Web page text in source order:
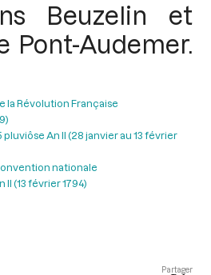
Beuzelin et
Pont-Audemer.
la Révolution Française
pluviôse An II (28 janvier au 13 février
nationale
(13 février 1794)
Partager